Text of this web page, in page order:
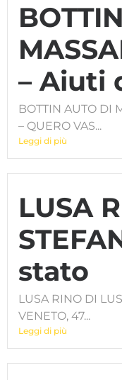
– Aiuti
BOTTIN AUTO DI
– QUERO VAS...
Leggi di più
LUSA
stato
LUSA RINO DI
VENETO, 47...
Leggi di più